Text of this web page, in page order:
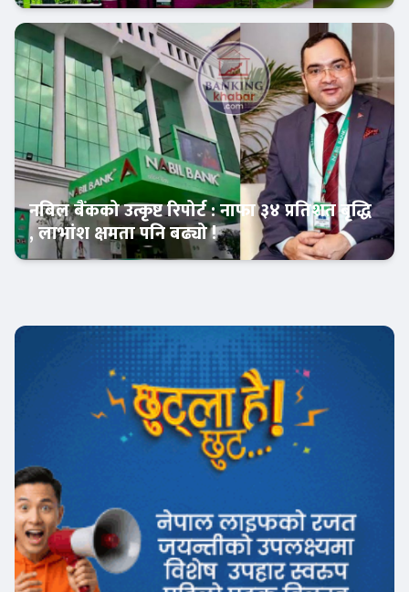
Banner News
नबिल बैंकको उत्कृष्ट रिपोर्ट : नाफा ३४ प्रतिशत बृद्धि
, लाभांश क्षमता पनि बढ्यो !